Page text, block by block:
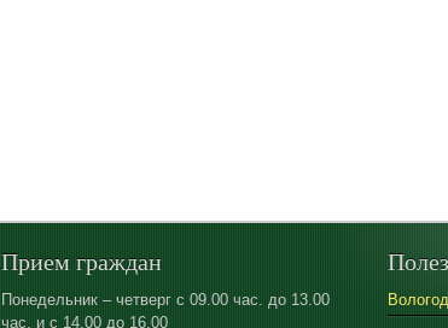
Прием граждан
Понедельник – четверг с 09.00 час. до 13.00
час. и с 14.00 до 16.00